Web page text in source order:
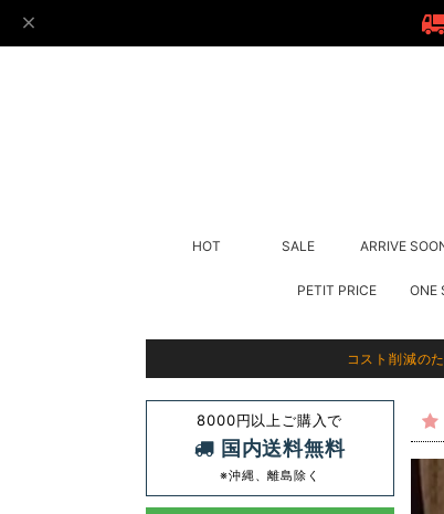
HOT SALE ARRIVE
PETIT PRICE ONE
コスト削減の
8000円以上ご購入で
国内送料無料
※沖縄、離島除く